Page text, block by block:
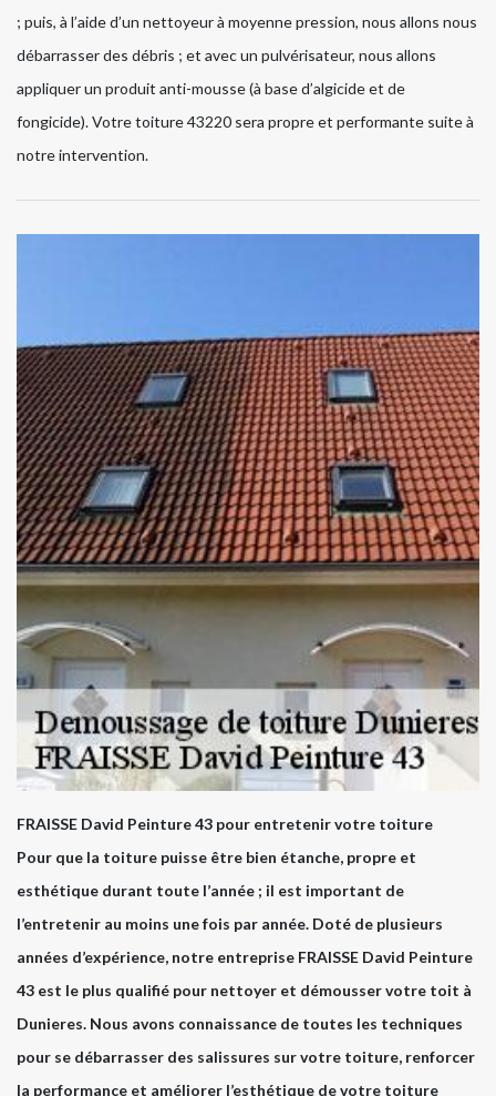
; puis, à l’aide d’un nettoyeur à moyenne pression, nous allons nous
débarrasser des débris ; et avec un pulvérisateur, nous allons
appliquer un produit anti-mousse (à base d’algicide et de
fongicide). Votre toiture 43220 sera propre et performante suite à
notre intervention.
FRAISSE David Peinture 43 pour entretenir votre toiture
Pour que la toiture puisse être bien étanche, propre et
esthétique durant toute l’année ; il est important de
l’entretenir au moins une fois par année. Doté de plusieurs
années d’expérience, notre entreprise FRAISSE David Peinture
43 est le plus qualifié pour nettoyer et démousser votre toit à
Dunieres. Nous avons connaissance de toutes les techniques
pour se débarrasser des salissures sur votre toiture, renforcer
la performance et améliorer l’esthétique de votre toiture